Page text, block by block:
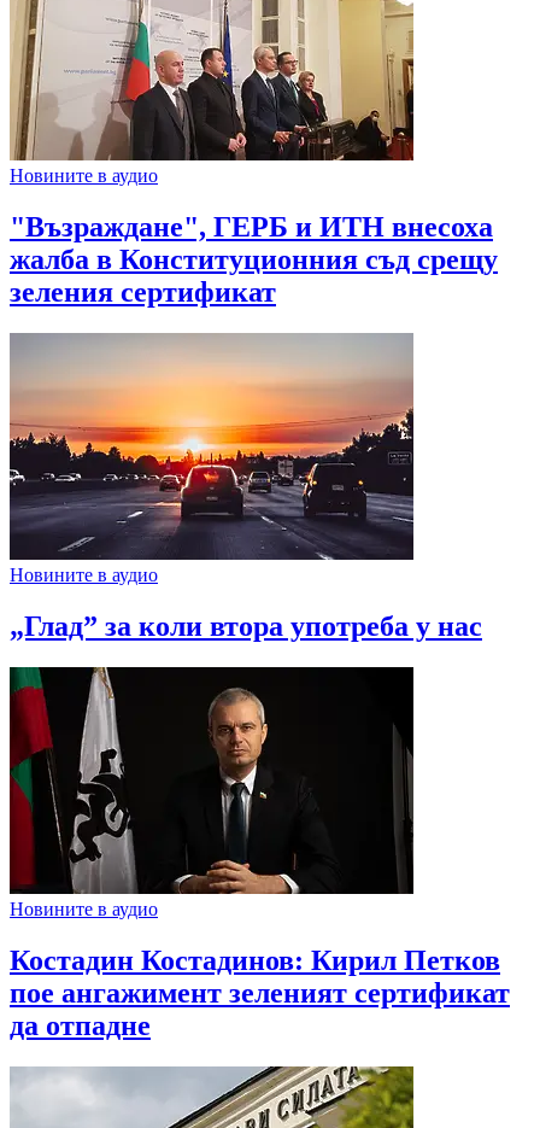
Новините в аудио
"Възраждане", ГЕРБ и ИТН внесоха
жалба в Конституционния съд срещу
зеления сертификат
Новините в аудио
„Глад” за коли втора употреба у нас
Новините в аудио
Костадин Костадинов: Кирил Петков
пое ангажимент зеленият сертификат
да отпадне